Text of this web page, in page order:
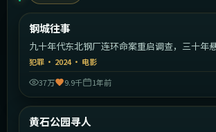
热门
钢城往事
九十年代东北钢厂连环命案重启调查，三十年
城的秘密。
犯罪 · 2024· 电影
37万
9.9千 1年前
热门
黄石公园寻人